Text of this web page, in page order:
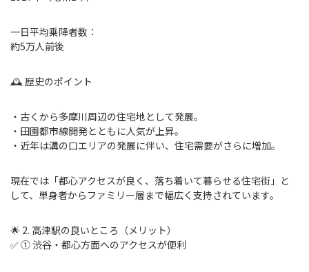
一日平均乗降者数：
約5万人前後
🕰 歴史のポイント
・古くから多摩川周辺の住宅地として発展。
・田園都市線開発とともに人気が上昇。
・近年は溝の口エリアの発展に伴い、住宅需要がさらに増加。
現在では「都心アクセスが良く、落ち着いて暮らせる住宅街」と
して、単身者からファミリー層まで幅広く支持されています。
🌟 2. 高津駅の良いところ（メリット）
✅ ① 渋谷・都心方面へのアクセスが便利